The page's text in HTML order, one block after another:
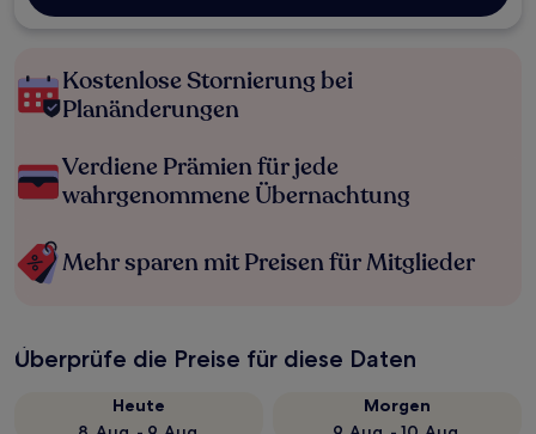
Kostenlose Stornierung bei
Planänderungen
Verdiene Prämien für jede
wahrgenommene Übernachtung
Mehr sparen mit Preisen für Mitglieder
Überprüfe die Preise für diese Daten
Heute
Morgen